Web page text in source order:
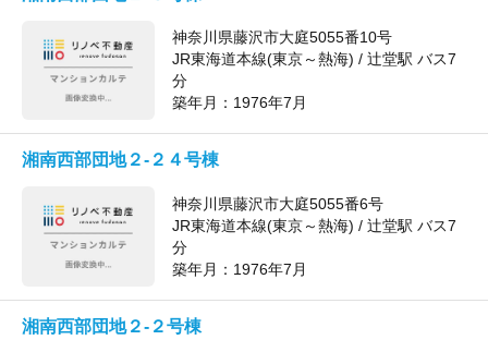
神奈川県藤沢市大庭5055番10号
JR東海道本線(東京～熱海) / 辻堂駅 バス7
分
築年月： 1976年7月
湘南西部団地２-２４号棟
神奈川県藤沢市大庭5055番6号
JR東海道本線(東京～熱海) / 辻堂駅 バス7
分
築年月： 1976年7月
湘南西部団地２-２号棟